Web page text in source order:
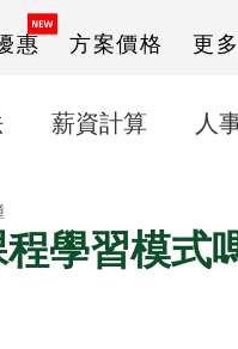
惠 方案價格 更
薪資計算 人
打卡之星操作說明
學習模式